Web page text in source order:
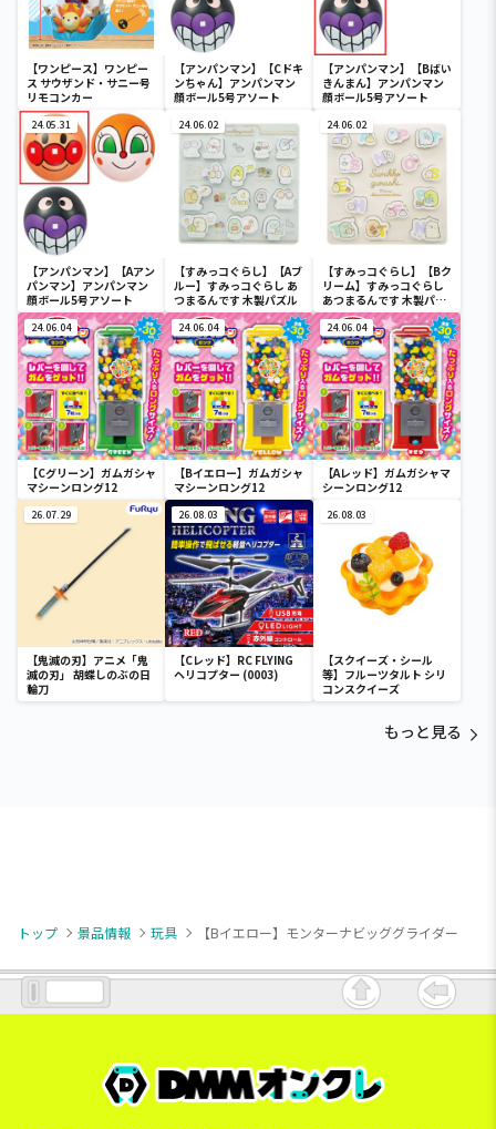
【ワンピース】ワンピー
ス サウザンド・サニー号
リモコンカー
【アンパンマン】【Cドキ
ンちゃん】アンパンマン
顔ボール5号アソート
【アンパンマン】【Bばい
きんまん】アンパンマン
顔ボール5号アソート
24.05.31
【アンパンマン】【Aアン
パンマン】アンパンマン
顔ボール5号アソート
24.06.02
【すみっコぐらし】【Aブ
ルー】すみっコぐらし あ
つまるんです 木製パズル
24.06.02
【すみっコぐらし】【Bク
リーム】すみっコぐらし
あつまるんです 木製パズ
ル
24.06.04
【Cグリーン】ガムガシャ
マシーンロング12
24.06.04
【Bイエロー】ガムガシャ
マシーンロング12
24.06.04
【Aレッド】ガムガシャマ
シーンロング12
26.07.29
【鬼滅の刃】アニメ「鬼
滅の刃」 胡蝶しのぶの日
輪刀
26.08.03
【Cレッド】RC FLYING
ヘリコプター (0003)
26.08.03
【スクイーズ・シール
等】フルーツタルト シリ
コンスクイーズ
もっと見る
トップ 景品情報 玩具 【Bイエロー】モンターナビッググライダー